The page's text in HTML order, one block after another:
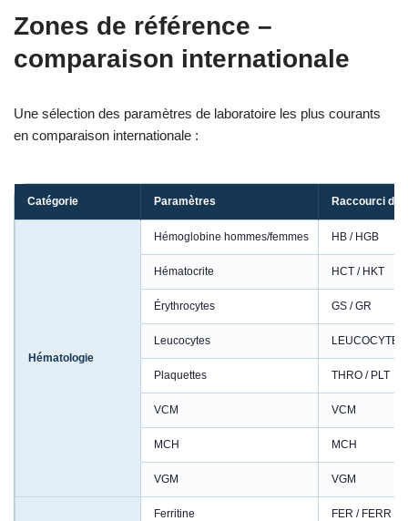
Zones de référence –
comparaison internationale
Une sélection des paramètres de laboratoire les plus courants
en comparaison internationale :
Catégorie Paramètres Raccourci de
Hématologie
Hémoglobine hommes/femmes HB / HGB
Hématocrite HCT / HKT
Érythrocytes GS / GR
Leucocytes LEUCOCYTES
Plaquettes THRO / PLT
VCM VCM
MCH MCH
VGM VGM
Ferritine FER / FERR /